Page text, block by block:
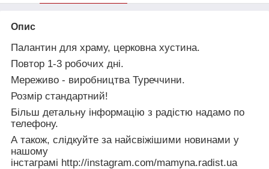
Опис
Палантин для храму, церковна хустина.
Повтор 1-3 робочих дні.
Мереживо - виробництва Туреччини.
Розмір стандартний!
Більш детальну інформацію з радістю надамо по
телефону.
А також, слідкуйте за найсвіжішими новинами у
нашому
інстаграмі http://instagram.com/mamyna.radist.ua